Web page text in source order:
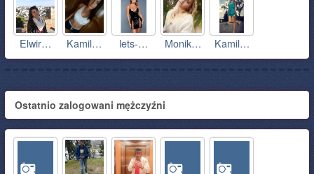
Elwir… Kamil… lets-… Monik… Kamil…
Ostatnio zalogowani mężczyźni